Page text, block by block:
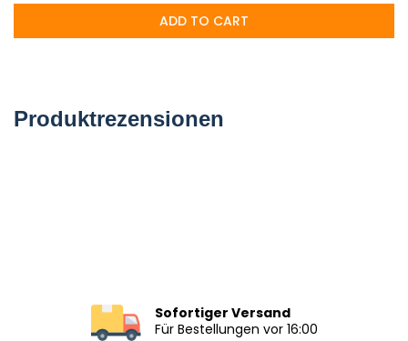
Produktrezensionen
ADD TO CART
Sofortiger Versand
Für Bestellungen vor 16:00